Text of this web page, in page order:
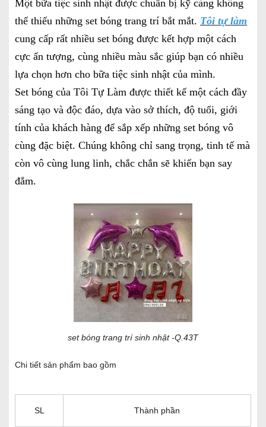
Một bữa tiệc sinh nhật được chuẩn bị kỹ càng không
thể thiếu những set bóng trang trí bắt mắt. Tôi tự làm
cung cấp rất nhiều set bóng được kết hợp một cách
cực ấn tượng, cùng nhiều màu sắc giúp bạn có nhiều
lựa chọn hơn cho bữa tiệc sinh nhật của mình.
Set bóng của Tôi Tự Làm được thiết kế một cách đầy
sáng tạo và độc đáo, dựa vào sở thích, độ tuổi, giới
tính của khách hàng để sắp xếp những set bóng vô
cùng đặc biệt. Chúng không chỉ sang trọng, tinh tế mà
còn vô cùng lung linh, chắc chắn sẽ khiến bạn say
đắm.
set bóng trang trí sinh nhật -Q.43T
Chi tiết sản phẩm bao gồm
SL Thành phần